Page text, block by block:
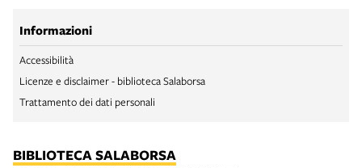
Informazioni
Accessibilità
Licenze e disclaimer - biblioteca Salaborsa
Trattamento dei dati personali
BIBLIOTECA SALABORSA